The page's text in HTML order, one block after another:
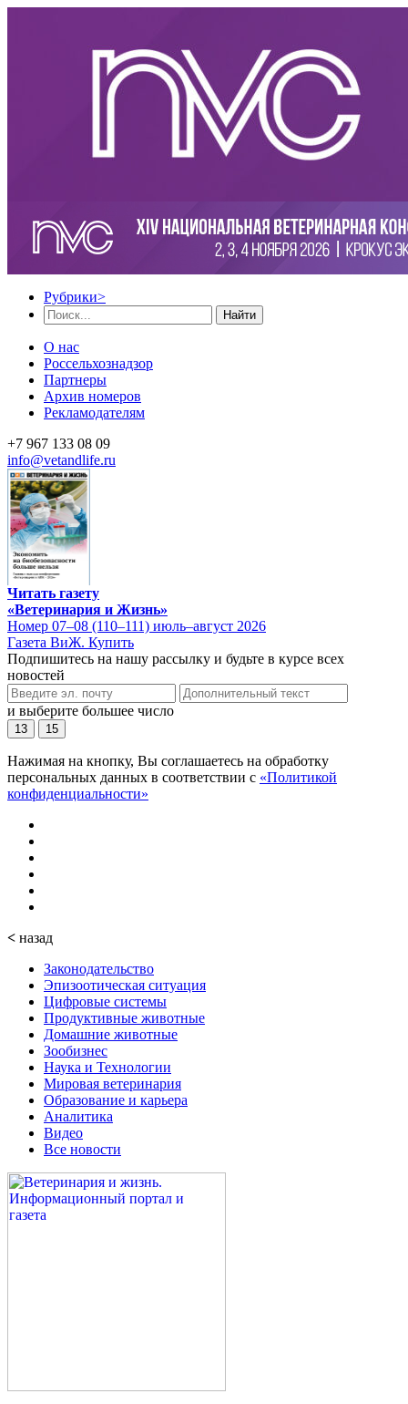
Рубрики>
Найти
О нас
Россельхознадзор
Партнеры
Архив номеров
Рекламодателям
+7 967 133 08 09
info@vetandlife.ru
Читать газету
«Ветеринария и Жизнь»
Номер 07–08 (110–111) июль–август 2026
Газета ВиЖ. Купить
Подпишитесь на нашу рассылку и будьте в курсе всех
новостей
и выберите большее число
13 15
Нажимая на кнопку, Вы соглашаетесь на обработку
персональных данных в соответствии с «Политикой
конфиденциальности»
< назад
Законодательство
Эпизоотическая ситуация
Цифровые системы
Продуктивные животные
Домашние животные
Зообизнес
Наука и Технологии
Мировая ветеринария
Образование и карьера
Аналитика
Видео
Все новости